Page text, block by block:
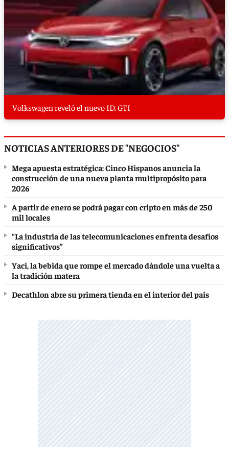
Volkswagen reveló el nuevo ID. GTI
NOTICIAS ANTERIORES DE "NEGOCIOS"
Mega apuesta estratégica: Cinco Hispanos anuncia la
construcción de una nueva planta multipropósito para
2026
A partir de enero se podrá pagar con cripto en más de 250
mil locales
“La industria de las telecomunicaciones enfrenta desafíos
significativos”
Yací, la bebida que rompe el mercado dándole una vuelta a
la tradición matera
Decathlon abre su primera tienda en el interior del país